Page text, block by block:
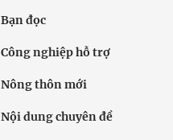
Bạn đọc
Công nghiệp hỗ trợ
Nông thôn mới
Nội dung chuyên đề